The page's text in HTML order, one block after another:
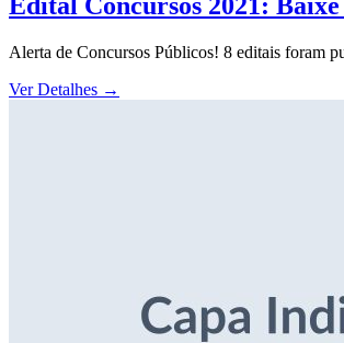
Alerta de Concursos Públicos! 8 editais foram
Ver Detalhes →